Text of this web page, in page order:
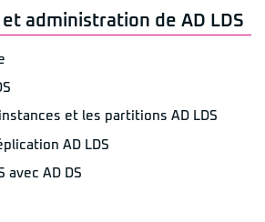
administration de AD LDS
et les partitions AD LDS
AD LDS
avec AD DS